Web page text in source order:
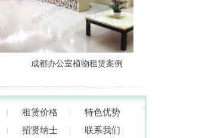
成都办公室植物租赁案例
租赁价格
特色优势
招贤纳士 联系我们